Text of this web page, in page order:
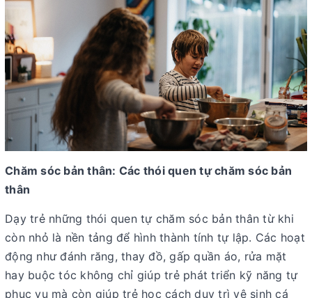
Chăm sóc bản thân: Các thói quen tự chăm sóc bản
thân
Dạy trẻ những thói quen tự chăm sóc bản thân từ khi
còn nhỏ là nền tảng để hình thành tính tự lập. Các hoạt
động như đánh răng, thay đồ, gấp quần áo, rửa mặt
hay buộc tóc không chỉ giúp trẻ phát triển kỹ năng tự
phục vụ mà còn giúp trẻ học cách duy trì vệ sinh cá